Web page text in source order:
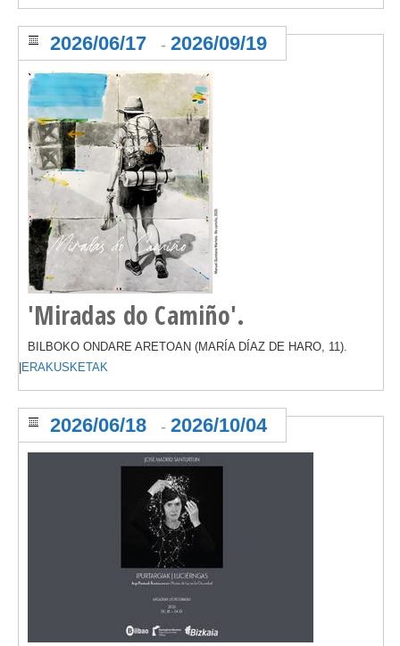
'Miradas do Camiño'.
2026/06/17 - 2026/09/19
BILBOKO ONDARE ARETOAN (MARÍA DÍAZ DE HARO, 11).
ERAKUSKETAK
2026/06/18 - 2026/10/04